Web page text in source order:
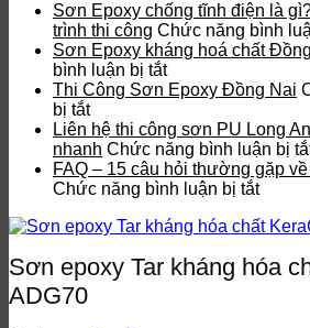
Sơn Epoxy chống tĩnh điện là
trình thi công Chức năng bình
Sơn Epoxy kháng hoá chất
bình luận bị tắtở
Sơn
kháng
hoá
chất
Đồng
Thi Công Sơn Epoxy Đồng Nai
bị tắtở
Thi
Công
Sơn
Epoxy
Nai
Liên hệ thi công sơn PU Long
nhanh Chức năng bình luận bị
FAQ – 15 câu hỏi thường gặp
Chức năng bình luận bị tắtở
–
câu
Sơn epoxy Tar kháng hóa
ADG70